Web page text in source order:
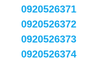
0920526371
0920526372
0920526373
0920526374